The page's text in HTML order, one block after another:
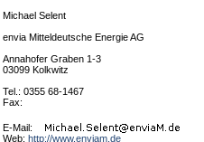
Michael Selent
envia Mitteldeutsche Energie AG
Annahofer Graben 1-3
03099 Kolkwitz
Tel.: 0355 68-1467
Fax:
E-Mail:
Web: http://www.enviam.de